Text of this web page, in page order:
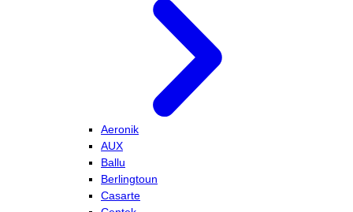
Aeronik
AUX
Ballu
Berlingtoun
Casarte